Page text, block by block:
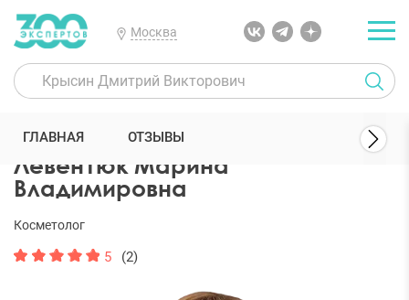
Москва
300 Экспертов Косметологи Левентюк Марина Владимировна
Левентюк Марина
Владимировна
Косметолог
5 (2)
ГЛАВНАЯ ОТЗЫВЫ